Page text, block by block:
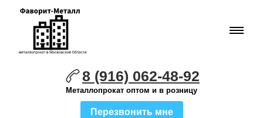
8 (916) 062-48-92
Металлопрокат оптом и в розницу
Перезвонить мне